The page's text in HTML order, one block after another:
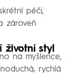
péči,
zároveň
životní styl
na myšlence,
rychlá